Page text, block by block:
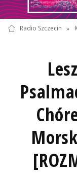
Radio Szczecin »